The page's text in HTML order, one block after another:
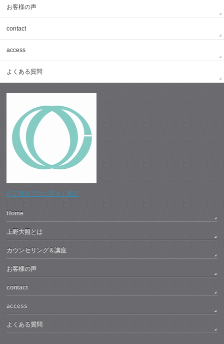
お客様の声
contact
access
よくある質問
特定商取引法に基づく表記
Home
上野大照とは
カウンセリング＆講座
お客様の声
contact
access
よくある質問